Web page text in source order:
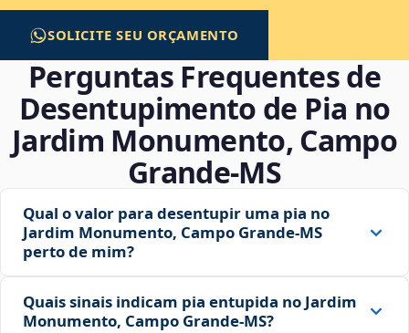
SOLICITE SEU ORÇAMENTO
Perguntas Frequentes de
Desentupimento de Pia no
Jardim Monumento, Campo
Grande‑MS
Qual o valor para desentupir uma pia no
Jardim Monumento, Campo Grande‑MS
perto de mim?
Quais sinais indicam pia entupida no Jardim
Monumento, Campo Grande‑MS?